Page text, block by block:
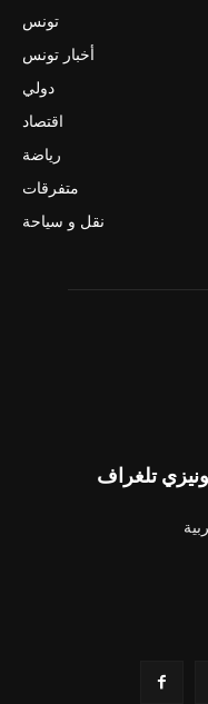
تونس
أخبار تونس
دولي
اقتصاد
رياضة
متفرقات
نقل و سياحة